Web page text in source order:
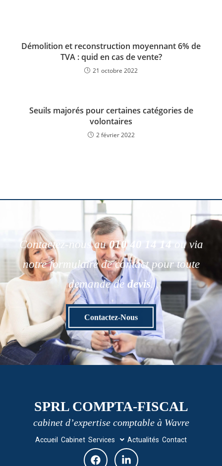
Démolition et reconstruction moyennant 6% de
TVA : quid en cas de vente?
21 octobre 2022
Seuils majorés pour certaines catégories de
volontaires
2 février 2022
Contactez-nous au010 40 14 14
ou via
notre formulaire de contact pour toute
demande de devis.
Contactez-Nous
SPRL COMPTA-FISCAL
cabinet d’expertise comptable à Wavre
Accueil Cabinet Services Actualités Contact